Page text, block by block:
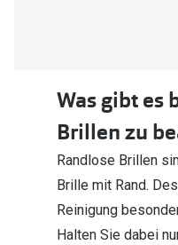
Was gibt es
Brillen zu
Randlose Brillen
Brille mit Rand.
Reinigung
Halten Sie dabei